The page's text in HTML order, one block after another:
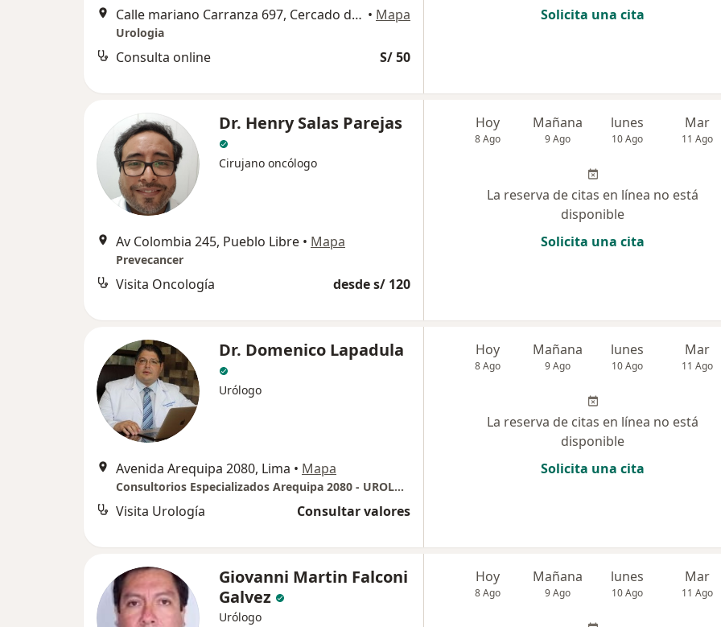
Calle mariano Carranza 697, Cercado de Lima • Mapa
Urologia
Consulta online S/ 50
Solicita una cita
Dr. Henry Salas Parejas
Cirujano oncólogo
Av Colombia 245, Pueblo Libre • Mapa
Prevecancer
Visita Oncología desde s/ 120
Hoy
8 Ago
Mañana
9 Ago
lunes
10 Ago
Mar
11 Ago
La reserva de citas en línea no está
disponible
Solicita una cita
Dr. Domenico Lapadula
Urólogo
Avenida Arequipa 2080, Lima • Mapa
Consultorios Especializados Arequipa 2080 - UROLOGIA
Visita Urología Consultar valores
Hoy
8 Ago
Mañana
9 Ago
lunes
10 Ago
Mar
11 Ago
La reserva de citas en línea no está
disponible
Solicita una cita
Giovanni Martin Falconi
Galvez
Urólogo
Hoy
8 Ago
Mañana
9 Ago
lunes
10 Ago
Mar
11 Ago